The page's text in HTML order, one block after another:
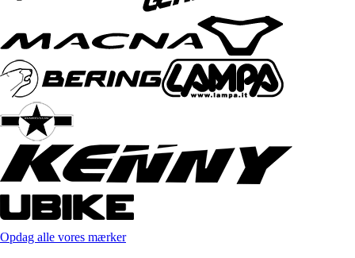
Opdag alle vores mærker